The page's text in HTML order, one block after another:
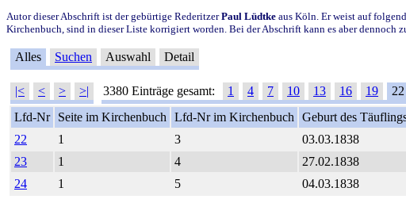
Autor dieser Abschrift ist der gebürtige RederitzerPaul Lüdtke aus Köln. Er weist auf
Kirchenbuch, sind in dieser Liste korrigiert worden. Bei der Abschrift kann es aber dennoch
Alles Suchen Auswahl Detail
|< < > >| 3380 Einträge gesamt: 1 4 7 10 13 16 19 22
Lfd-Nr
Seite im Kirchenbuch Lfd-Nr im Kirchenbuch Geburt des
22
1 3 03.03.1838
23
1 4 27.02.1838
24
1 5 04.03.1838